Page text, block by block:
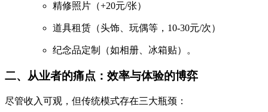
精修照片（+20元/张）
道具租赁（头饰、玩偶等，10-30元/次）
纪念品定制（如相册、冰箱贴）。
二、从业者的痛点：效率与体验的博弈
尽管收入可观，但传统模式存在三大瓶颈：